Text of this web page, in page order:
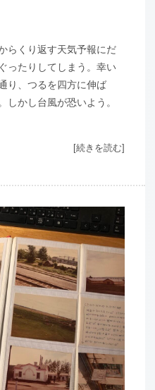
らくり返す天気予報にだ
ったりしてしまう。幸い
り、つるを四方に伸ば
しかし台風が恐いよう。
[続きを読む]